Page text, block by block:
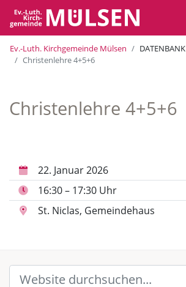
Ev.-Luth. Kirchgemeinde Mülsen DATENBANK
Christenlehre 4+5+6
Christenlehre 4+5+6
22. Januar 2026
16:30 – 17:30 Uhr
St. Niclas, Gemeindehaus